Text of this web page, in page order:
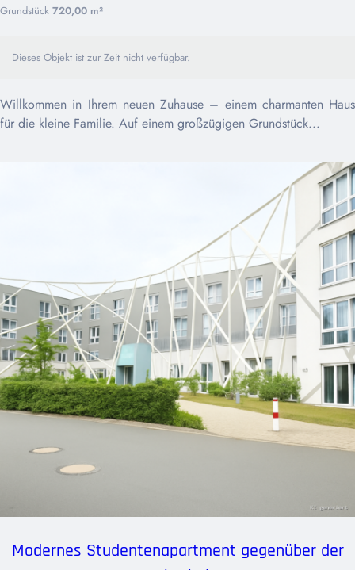
Grundstück 720,00 m²
Dieses Objekt ist zur Zeit nicht verfügbar.
Willkommen in Ihrem neuen Zuhause – einem charmanten Haus
für die kleine Familie. Auf einem großzügigen Grundstück...
Modernes Studentenapartment gegenüber der